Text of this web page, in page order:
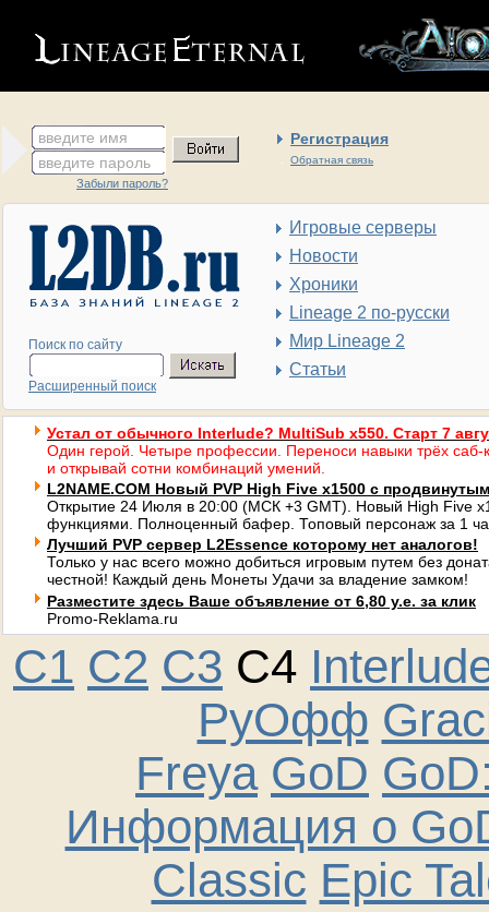
введите имя Регистрация
Обратная связь
введите пароль
Забыли пароль?
Поиск по сайту
Расширенный поиск
Игровые серверы
Новости
Хроники
Lineage 2 по-русски
Мир Lineage 2
Статьи
Устал от обычного Interlude? MultiSub x550. Старт 7
Один герой. Четыре профессии. Переноси навыки трёх саб-
и открывай сотни комбинаций умений.
L2NAME.COM Новый PVP High Five x1500 с
Открытие 24 Июля в 20:00 (МСК +3 GMT). Новый High Five
функциями. Полноценный бафер. Топовый персонаж за 1
Лучший PVP сервер L2Essence которому нет аналогов!
Только у нас всего можно добиться игровым путем без
честной! Каждый день Монеты Удачи за владение замком!
Разместите здесь Ваше объявление от 6,80 у.е. за клик
Promo-Reklama.ru
C1 C2 C3 C4
РуОфф
Freya GoD
Информация о
Classic Epic